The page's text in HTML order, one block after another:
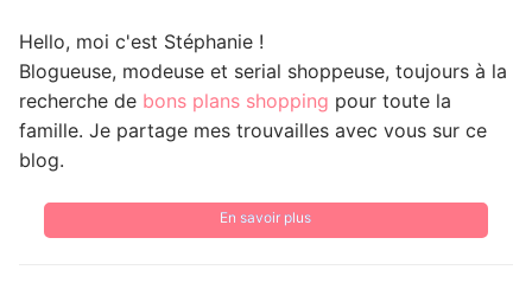
Hello, moi c'est Stéphanie !
Blogueuse, modeuse et serial shoppeuse, toujours à la
recherche de bons plans shopping pour toute la
famille. Je partage mes trouvailles avec vous sur ce
blog.
En savoir plus